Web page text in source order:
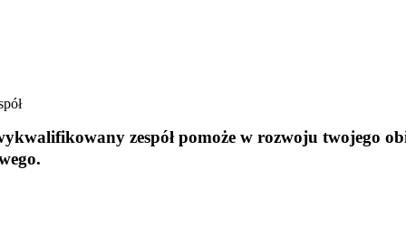
zespół pomoże w rozwoju twojego